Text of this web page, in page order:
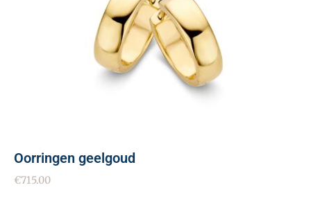
Oorringen geelgoud
€715.00